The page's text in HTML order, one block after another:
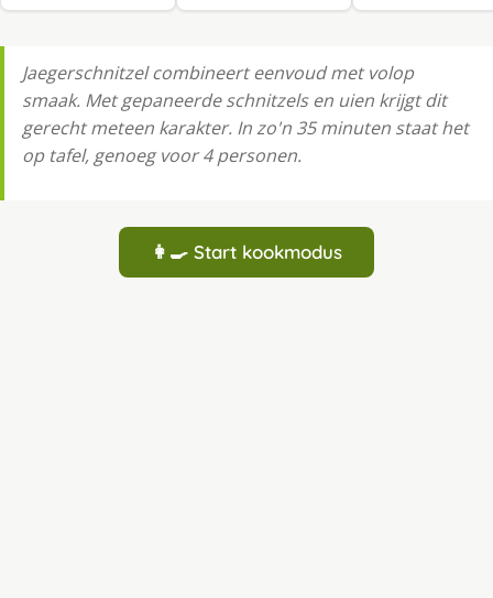
Jaegerschnitzel combineert eenvoud met volop
smaak. Met gepaneerde schnitzels en uien krijgt dit
gerecht meteen karakter. In zo'n 35 minuten staat het
op tafel, genoeg voor 4 personen.
👩‍🍳 Start kookmodus